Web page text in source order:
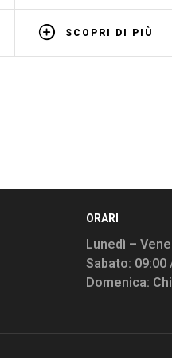
SCOPRI DI PIÙ
ORARI
Lunedì –
Sabato: 09:00
Domenica: